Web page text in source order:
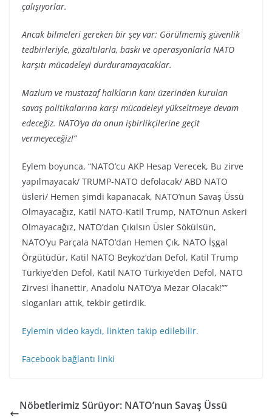
çalışıyorlar.
Ancak bilmeleri gereken bir şey var: Görülmemiş güvenlik
tedbirleriyle, gözaltılarla, baskı ve operasyonlarla NATO
karşıtı mücadeleyi durduramayacaklar.
Mazlum ve mustazaf halkların kanı üzerinden kurulan
savaş politikalarına karşı mücadeleyi yükseltmeye devam
edeceğiz. NATO’ya da onun işbirlikçilerine geçit
vermeyeceğiz!”
Eylem boyunca, “NATO’cu AKP Hesap Verecek, Bu zirve
yapılmayacak/ TRUMP-NATO defolacak/ ABD NATO
üsleri/ Hemen şimdi kapanacak, NATO’nun Savaş Üssü
Olmayacağız, Katil NATO-Katil Trump, NATO’nun Askeri
Olmayacağız, NATO’dan Çıkılsın Üsler Sökülsün,
NATO’yu Parçala NATO’dan Hemen Çık, NATO İşgal
Örgütüdür, Katil NATO Beykoz’dan Defol, Katil Trump
Türkiye’den Defol, Katil NATO Türkiye’den Defol, NATO
Zirvesi İhanettir, Anadolu NATO’ya Mezar Olacak!””
sloganları attık, tekbir getirdik.
Eylemin video kaydı, linkten takip edilebilir.
Facebook bağlantı linki
Nöbetlerimiz Sürüyor: NATO’nun Savaş Üssü